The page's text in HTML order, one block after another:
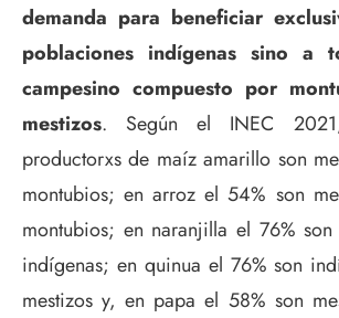
demanda para beneficiar
poblaciones indígenas sino a
campesino compuesto por
mestizos. Según el INEC
productorxs de maíz amarillo son
montubios; en arroz el 54% son
montubios; en naranjilla el 76% son
indígenas; en quinua el 76% son
mestizos y, en papa el 58% son